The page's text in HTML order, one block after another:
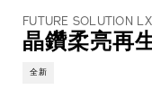
FUTURE SOLUTION LX
晶鑽柔亮再
全新